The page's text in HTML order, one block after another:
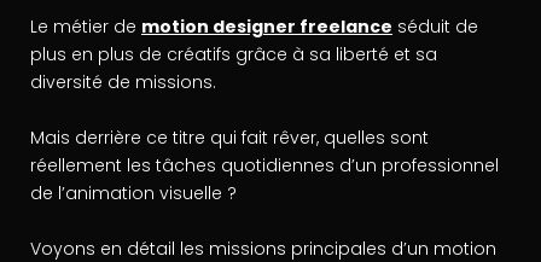
Le métier de motion designer freelance séduit de
plus en plus de créatifs grâce à sa liberté et sa
diversité de missions.
Mais derrière ce titre qui fait rêver, quelles sont
réellement les tâches quotidiennes d’un professionnel
de l’animation visuelle ?
Voyons en détail les missions principales d’un motion